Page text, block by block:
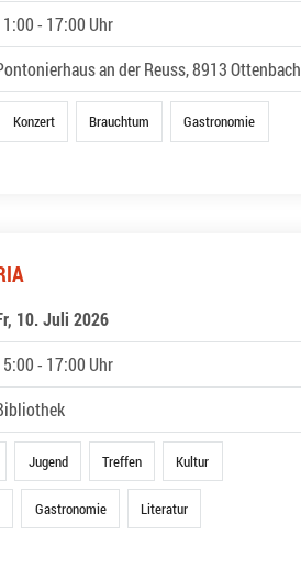
- 17:00 Uhr
an der Reuss, 8913 Ottenbach
Konzert Brauchtum Gastronomie
10. Juli 2026
- 17:00 Uhr
Jugend Treffen Kultur
Gastronomie Literatur